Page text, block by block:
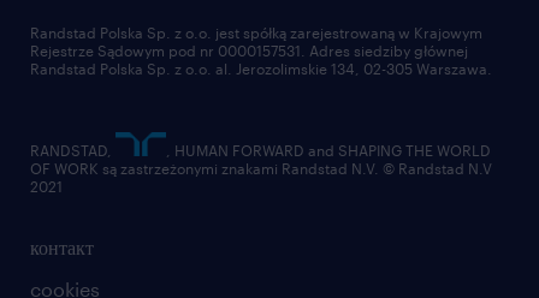
отправить резюме
контакт
cookies
Randstad Polska Sp. z o.o. jest spółką zarejestrowaną w Krajowym
Rejestrze Sądowym pod nr 0000157531. Adres siedziby głównej
Randstad Polska Sp. z o.o. al. Jerozolimskie 134, 02-305 Warszawa.
RANDSTAD,
, HUMAN FORWARD and SHAPING THE WORLD
OF WORK są zastrzeżonymi znakami Randstad N.V. © Randstad N.V
2021